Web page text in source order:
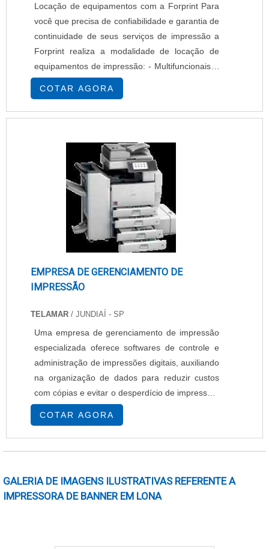
Locação de equipamentos com a Forprint Para
você que precisa de confiabilidade e garantia de
continuidade de seus serviços de impressão a
Forprint realiza a modalidade de locação de
equipamentos de impressão: - Multifuncionais, -
Impressoras, - Scanners. Nesta modalidade
estão inclusas manutenções preventivas nos
equipamentos, configuração, treinamento e
Ainda, oferece a atualização de tecnologia, i....
COTAR AGORA
EMPRESA DE GERENCIAMENTO DE
IMPRESSÃO
TELAMAR / JUNDIAÍ - SP
Uma empresa de gerenciamento de impressão
especializada oferece softwares de controle e
administração de impressões digitais, auxiliando
na organização de dados para reduzir custos
com cópias e evitar o desperdício de impressão.
Nesse sentido, são comercializados programas
altamente tecnológicos e modernos, os quais
elaboram relatórios simplificados para auxiliar
na tomada de decisões. Detalhes importantes
COTAR AGORA
GALERIA DE IMAGENS ILUSTRATIVAS REFERENTE A
IMPRESSORA DE BANNER EM LONA